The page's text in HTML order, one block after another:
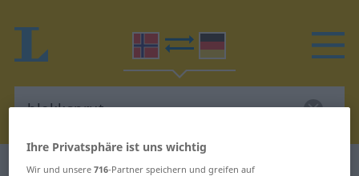
Norwegisch-Deutsch Wörterbuch blekksprut
Ihre Privatsphäre ist uns wichtig
Wir und unsere716-Partner speichern und greifen auf